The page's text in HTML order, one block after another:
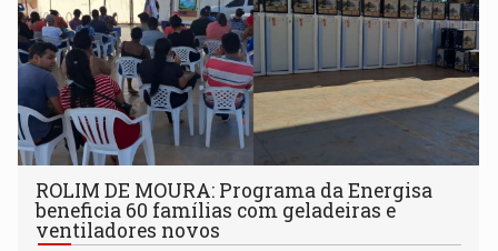
ROLIM DE MOURA: Programa da Energisa
beneficia 60 famílias com geladeiras e
ventiladores novos